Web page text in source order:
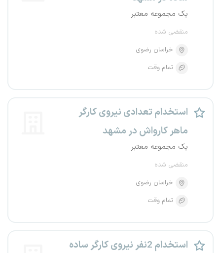
یک مجموعه معتبر
منقضی شده
خراسان رضوی
تمام وقت
استخدام تعدادی نیروی کارگر
ماهر کارواش در مشهد
یک مجموعه معتبر
منقضی شده
خراسان رضوی
تمام وقت
استخدام 2نفر نیروی کارگر ساده